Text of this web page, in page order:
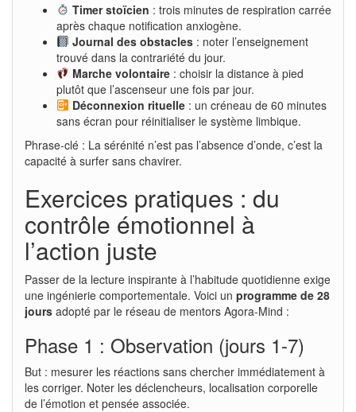
Timer stoïcien : trois minutes de respiration carrée
après chaque notification anxiogène.
Journal des obstacles: noter l’enseignement
trouvé dans la contrariété du jour.
Marche volontaire: choisir la distance à pied
plutôt que l’ascenseur une fois par jour.
Déconnexion rituelle: un créneau de 60 minutes
sans écran pour réinitialiser le système limbique.
Phrase-clé : La sérénité n’est pas l’absence d’onde, c’est la
capacité à surfer sans chavirer.
Exercices pratiques : du
contrôle émotionnel à
l’action juste
Passer de la lecture inspirante à l’habitude quotidienne exige
une ingénierie comportementale. Voici un programme de 28
jours adopté par le réseau de mentors Agora-Mind :
Phase 1 : Observation (jours 1-7)
But : mesurer les réactions sans chercher immédiatement à
les corriger. Noter les déclencheurs, localisation corporelle
de l’émotion et pensée associée.